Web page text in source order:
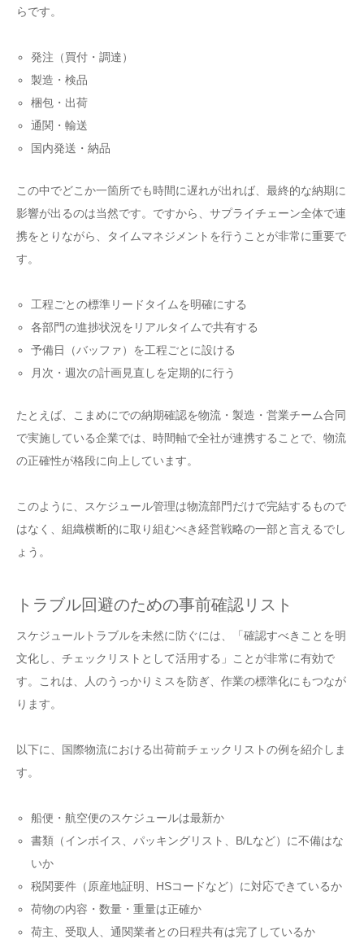
らです。
発注（買付・調達）
製造・検品
梱包・出荷
通関・輸送
国内発送・納品
この中でどこか一箇所でも時間に遅れが出れば、最終的な納期に
影響が出るのは当然です。ですから、サプライチェーン全体で連
携をとりながら、タイムマネジメントを行うことが非常に重要で
す。
工程ごとの標準リードタイムを明確にする
各部門の進捗状況をリアルタイムで共有する
予備日（バッファ）を工程ごとに設ける
月次・週次の計画見直しを定期的に行う
たとえば、こまめにでの納期確認を物流・製造・営業チーム合同
で実施している企業では、時間軸で全社が連携することで、物流
の正確性が格段に向上しています。
このように、スケジュール管理は物流部門だけで完結するもので
はなく、組織横断的に取り組むべき経営戦略の一部と言えるでし
ょう。
トラブル回避のための事前確認リスト
スケジュールトラブルを未然に防ぐには、「確認すべきことを明
文化し、チェックリストとして活用する」ことが非常に有効で
す。これは、人のうっかりミスを防ぎ、作業の標準化にもつなが
ります。
以下に、国際物流における出荷前チェックリストの例を紹介しま
す。
船便・航空便のスケジュールは最新か
書類（インボイス、パッキングリスト、B/Lなど）に不備はな
いか
税関要件（原産地証明、HSコードなど）に対応できているか
荷物の内容・数量・重量は正確か
荷主、受取人、通関業者との日程共有は完了しているか